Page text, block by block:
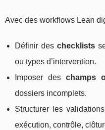
Avec des workflows Lean
Définir deschecklists
ou types d’intervention.
Imposer des champs
dossiers incomplets.
Structurer les
exécution, contrôle,